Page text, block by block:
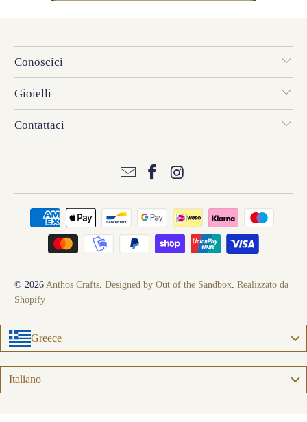
Conoscici
Gioielli
Contattaci
© 2026 Anthos Crafts .Designed by Out of the Sandbox .Realizzato da
Shopify
Greece
Italiano